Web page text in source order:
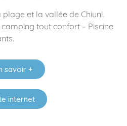
et la vallée de Chiuni.
tout confort – Piscine
savoir +
internet